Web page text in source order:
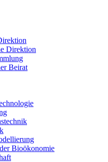
Direktion
Beirat
Bioökonomie